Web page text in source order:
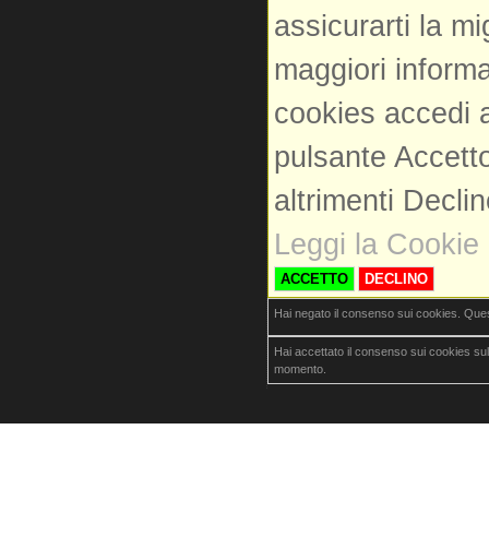
assicurarti la
maggiori
cookies accedi
pulsante
altrimenti
Leggi la Cookie
ACCETTO DECLINO
Hai negato il consenso sui cookies.
Hai accettato il consenso sui cookies
momento.